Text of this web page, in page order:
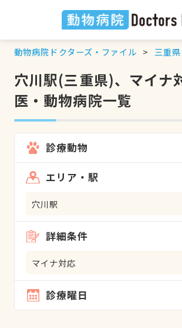
動物病院ドクターズ・ファイル 三重県
穴川駅(三重県)、マイナ
医・動物病院一覧
診療動物
エリア・駅
穴川駅
詳細条件
マイナ対応
診療曜日